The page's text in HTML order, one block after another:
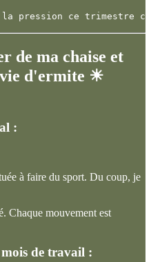
la pression ce trimestre
de ma chaise et
d'ermite ☀
:
à faire du sport. Du coup, je
Chaque mouvement est
mois de travail :